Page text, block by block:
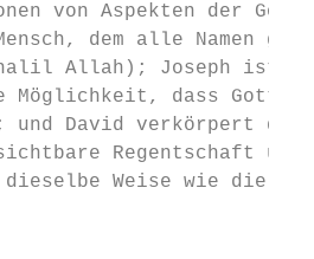
von Aspekten der
dem alle Namen
Allah); Joseph ist
Möglichkeit, dass Gott
und David verkörpert
Regentschaft
dieselbe Weise wie die